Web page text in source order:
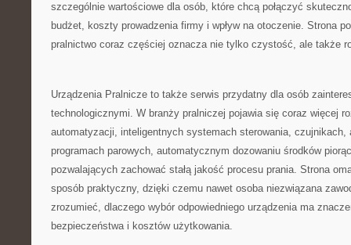
szczególnie wartościowe dla osób, które chcą połączyć
budżet, koszty prowadzenia firmy i wpływ na otoczenie. Strona
pralnictwo coraz częściej oznacza nie tylko czystość, ale także
Urządzenia Pralnicze to także serwis przydatny dla osób
technologicznymi. W branży pralniczej pojawia się coraz więcej
automatyzacji, inteligentnych systemach sterowania, czujnikach,
programach parowych, automatycznym dozowaniu środków
pozwalających zachować stałą jakość procesu prania. Strona
sposób praktyczny, dzięki czemu nawet osoba niezwiązana
zrozumieć, dlaczego wybór odpowiedniego urządzenia ma
bezpieczeństwa i kosztów użytkowania.